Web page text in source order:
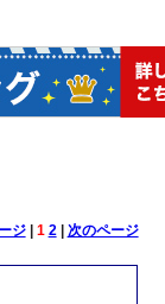
ジ| 1 2| 次のページ